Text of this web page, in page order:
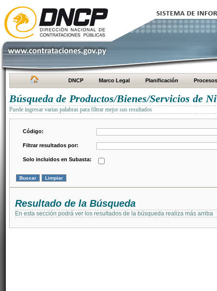
DNCP Marco Legal Planificación Procesos
Búsqueda de Productos/Bienes/Servicios de
Puede ingresar varias palabras para filtrar mejor sus resultados
Código:
Filtrar resultados por:
Solo incluidos en Subasta:
Resultado de la Búsqueda
En esta sección podrá ver los resultados de la búsqueda realiza más arriba